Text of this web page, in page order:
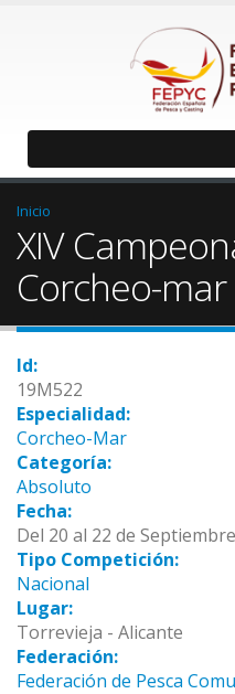
Inicio
XIV
Corcheo-mar
Id:
19M522
Especialidad:
Corcheo-Mar
Categoría:
Absoluto
Fecha:
Del 20 al 22 de
Tipo Competición:
Nacional
Lugar:
Torrevieja - Alicante
Federación:
Federación de Pesca